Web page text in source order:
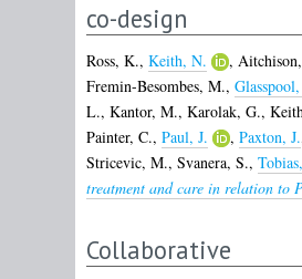
co-design
Ross, K., Keith, N. ,
Fremin-Besombes, M.,
L., Kantor, M., Karolak, G.,
Painter, C., Paul, J. , Paxton, J.
Stricevic, M., Svanera, S.,
treatment and care in relation to
Collaborative